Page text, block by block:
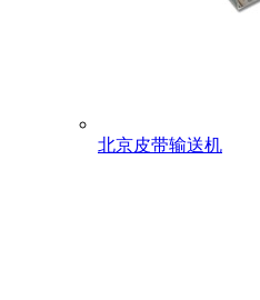
北京皮带输送机